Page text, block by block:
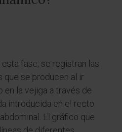
esta fase, se registran las
se producen al ir
en la vejiga a través de
introducida en el recto
El gráfico que